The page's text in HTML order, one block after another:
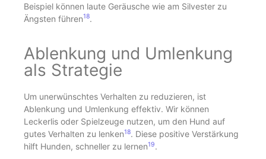
Beispiel können laute Geräusche wie am Silvester zu
Ängsten führen18.
Ablenkung und Umlenkung
als Strategie
Um unerwünschtes Verhalten zu reduzieren, ist
Ablenkung und Umlenkung effektiv. Wir können
Leckerlis oder Spielzeuge nutzen, um den Hund auf
gutes Verhalten zu lenken18. Diese positive Verstärkung
hilft Hunden, schneller zu lernen19.